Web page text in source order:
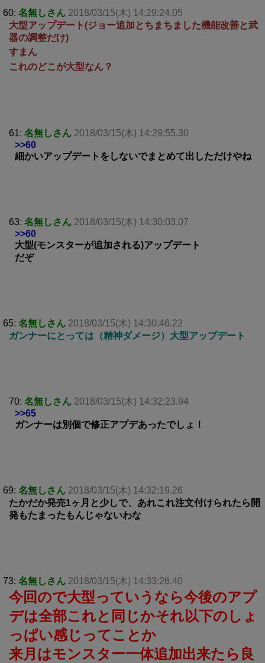
60: 名無しさん 2018/03/15(木) 14:29:24.05
大型アップデート(ジョー追加とちまちました機能改善と武
器の調整だけ)
すまん
これのどこが大型なん？
61: 名無しさん 2018/03/15(木) 14:29:55.30
>>60
細かいアップデートをしないでまとめて出しただけやね
63: 名無しさん 2018/03/15(木) 14:30:03.07
>>60
大型(モンスターが追加される)アップデート
だぞ
65: 名無しさん 2018/03/15(木) 14:30:46.22
ガンナーにとっては（精神ダメージ）大型アップデート
70: 名無しさん 2018/03/15(木) 14:32:23.94
>>65
ガンナーは別個で修正アプデあったでしょ！
69: 名無しさん 2018/03/15(木) 14:32:19.26
たかだか発売1ヶ月と少しで、あれこれ注文付けられたら開
発もたまったもんじゃないわな
73: 名無しさん 2018/03/15(木) 14:33:26.40
今回ので大型っていうなら今後のアプ
デは全部これと同じかそれ以下のしょ
っぱい感じってことか
来月はモンスター一体追加出来たら良